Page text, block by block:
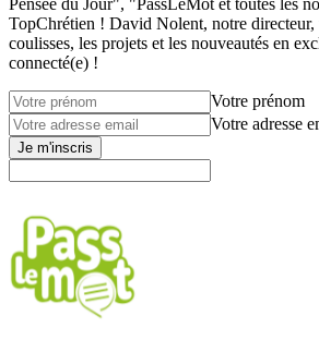
Pensée du Jour", "PassLeMot et toutes les
TopChrétien ! David Nolent, notre directeur,
coulisses, les projets et les nouveautés en
connecté(e) !
Votre prénom
Votre adresse
Je m'inscris